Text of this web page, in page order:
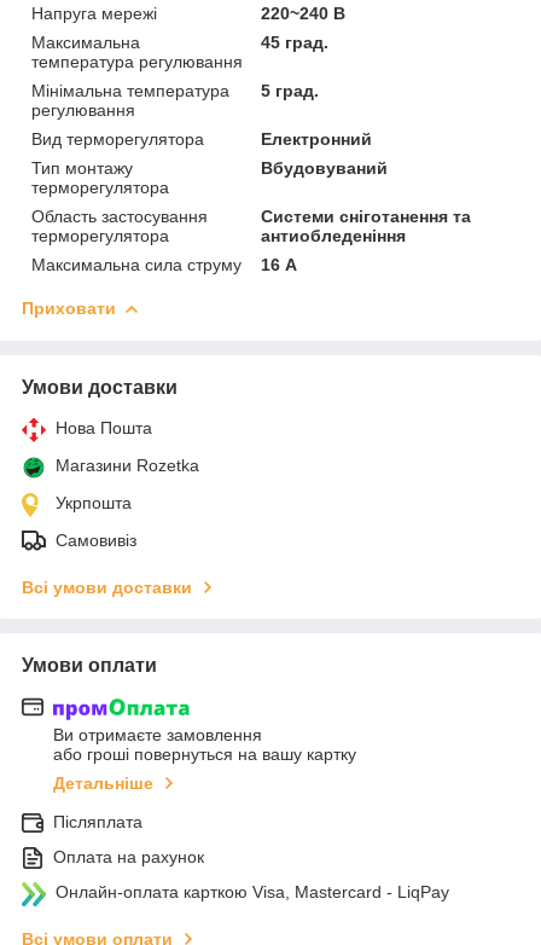
Напруга мережі
220~240 В
Максимальна
температура регулювання
45 град.
Мінімальна температура
регулювання
5 град.
Вид терморегулятора
Електронний
Тип монтажу
терморегулятора
Вбудовуваний
Область застосування
терморегулятора
Системи сніготанення та
антиобледеніння
Максимальна сила струму
16 А
Приховати
Умови доставки
Нова Пошта
Магазини Rozetka
Укрпошта
Самовивіз
Всі умови доставки
Умови оплати
Ви отримаєте замовлення
або гроші повернуться на вашу картку
Детальніше
Післяплата
Оплата на рахунок
Онлайн-оплата карткою Visa, Mastercard - LiqPay
Всі умови оплати